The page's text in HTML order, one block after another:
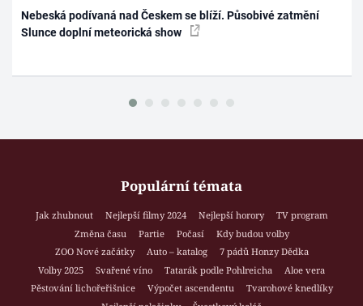
Nebeská podívaná nad Českem se blíží. Působivé zatmění
Slunce doplní meteorická show
Populární témata
Jak zhubnout Nejlepší filmy 2024 Nejlepší horory
TV program
Změna času
Partie Počasí
Kdy budou volby
ZOO Nové začátky
Auto – katalog
7 pádů Honzy Dědka
Volby 2025
Svařené víno Tatarák podle Pohlreicha
Aloe vera
Pěstování lichořeřišnice
Výpočet ascendentu
Tvarohové knedlíky